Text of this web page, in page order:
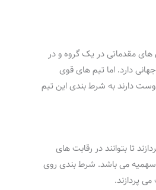
های مقدماتی در یک گروه و در
در بازی های جام جهانی دارد. اما تیم های قوی
دوست دارند به شرط بندی این تیم
تا بتوانند در رقابت های
جام جهانی حضور داشته باشند. سهمیه این قاره برای حضور در جام جهانی 9 سهمیه می باشد. شرط بندی روی
پردازند.